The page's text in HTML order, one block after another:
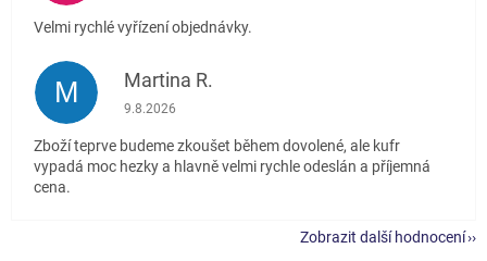
Velmi rychlé vyřízení objednávky.
M Martina R.
Hodnocení obchodu je 5 z 5 hvězdiček.
9.8.2026
Zboží teprve budeme zkoušet během dovolené, ale kufr
vypadá moc hezky a hlavně velmi rychle odeslán a příjemná
cena.
Zobrazit další hodnocení